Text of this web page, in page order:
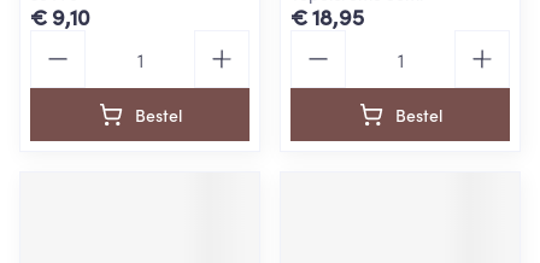
€ 9,10
Bestel
€ 18,95
Bestel